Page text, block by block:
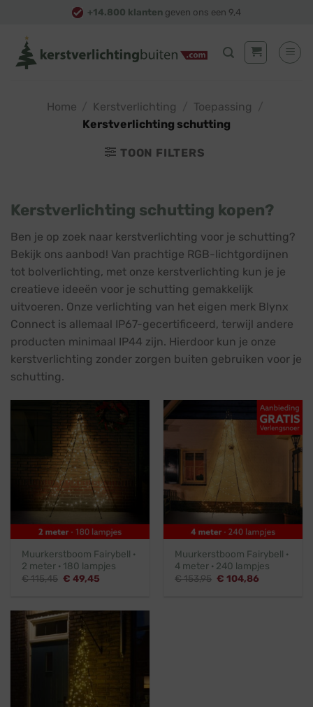
content
+14.800 klanten geven ons een 9,4
Home Kerstverlichting Toepassing
Kerstverlichting schutting
TOON FILTERS
Kerstverlichting schutting kopen?
Ben je op zoek naar kerstverlichting voor je schutting?
Bekijk ons aanbod! Van prachtige RGB-lichtgordijnen
tot bolverlichting, met onze kerstverlichting kun je je
creatieve ideeën voor je schutting gemakkelijk
uitvoeren. Onze verlichting van het eigen merk Blynx
Connect is allemaal IP67-gecertificeerd, terwijl andere
producten minimaal IP44 zijn. Hierdoor kun je onze
kerstverlichting zonder zorgen buiten gebruiken voor je
schutting.
Muurkerstboom Fairybell ·
2 meter · 180 lampjes
€115,45 Oorspronkelijke
€ 49,45
Muurkerstboom Fairybell ·
4 meter · 240 lampjes
€153,95 Oorspronkelijke
€ 104,86Huidige